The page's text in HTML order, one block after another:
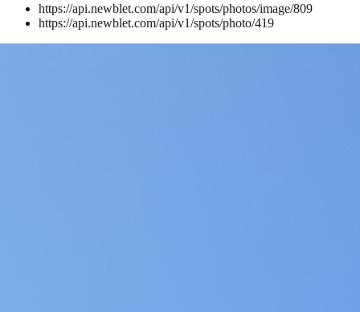
https://api.newblet.com/api/v1/spots/photos/image/809
https://api.newblet.com/api/v1/spots/photo/419